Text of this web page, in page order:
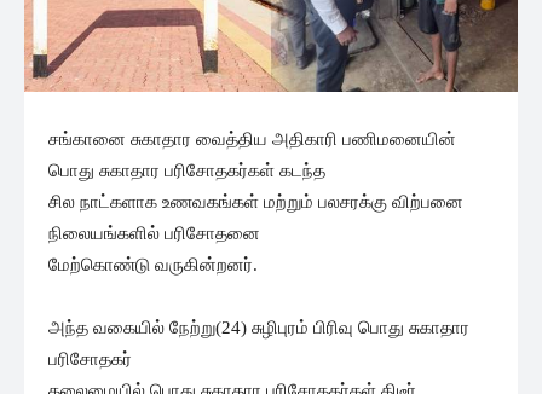
சங்கானை சுகாதார வைத்திய அதிகாரி பணிமனையின்
பொது சுகாதார பரிசோதகர்கள் கடந்த
சில நாட்களாக உணவகங்கள் மற்றும் பலசரக்கு விற்பனை
நிலையங்களில் பரிசோதனை
மேற்கொண்டு வருகின்றனர்.
அந்த வகையில் நேற்று(24) சுழிபுரம் பிரிவு பொது சுகாதார
பரிசோதகர்
தலைமையில் பொது சுகாதார பரிசோதகர்கள் திடீர்